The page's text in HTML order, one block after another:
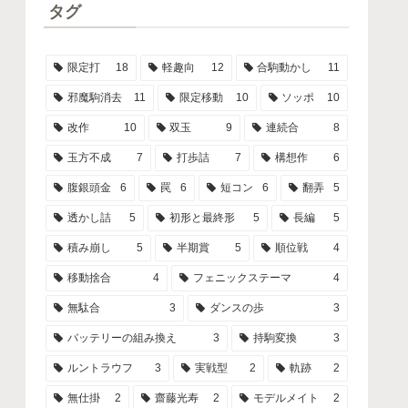
タグ
限定打 18 軽趣向 12 合駒動かし 11
邪魔駒消去 11 限定移動 10 ソッポ 10
改作 10 双玉 9 連続合 8
玉方不成 7 打歩詰 7 構想作 6
腹銀頭金 6 罠 6 短コン 6 翻弄 5
透かし詰 5 初形と最終形 5 長編 5
積み崩し 5 半期賞 5 順位戦 4
移動捨合 4 フェニックステーマ 4
無駄合 3 ダンスの歩 3
バッテリーの組み換え 3 持駒変換 3
ルントラウフ 3 実戦型 2 軌跡 2
無仕掛 2 齋藤光寿 2 モデルメイト 2